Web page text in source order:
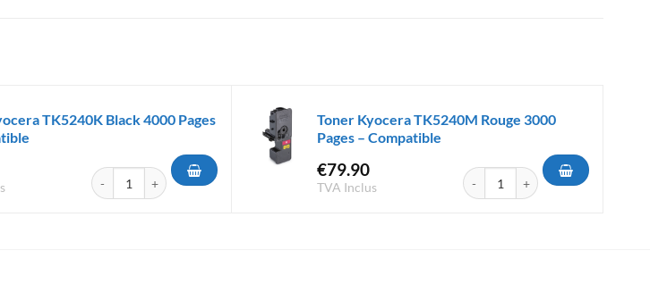
Compatible
TK5240K Black 4000 Pages
quantité de Toner Kyocera TK5240K Black 4000 Pages - Compatible
Toner Kyocera TK5240M Rouge 3000
Pages – Compatible
€79.90
TVA Inclus
quantité de Toner Kyocera